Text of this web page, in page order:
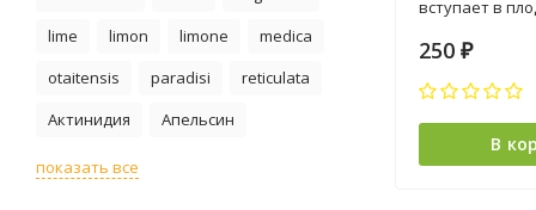
lime
limon limone
medica
otaitensis
paradisi
reticulata
Актинидия
Апельсин
показать все
вступает в
250 ₽
В